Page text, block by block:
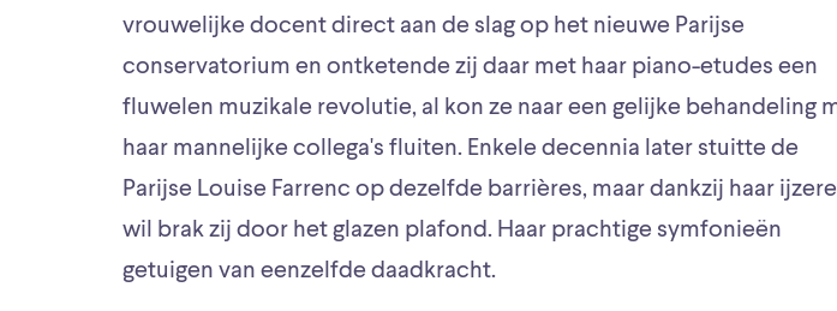
vrouwelijke docent direct aan de slag op het nieuwe Parijse
conservatorium en ontketende zij daar met haar piano-etudes een
fluwelen muzikale revolutie, al kon ze naar een gelijke behandeling
haar mannelijke collega's fluiten. Enkele decennia later stuitte de
Parijse Louise Farrenc op dezelfde barrières, maar dankzij haar
wil brak zij door het glazen plafond. Haar prachtige symfonieën
getuigen van eenzelfde daadkracht.